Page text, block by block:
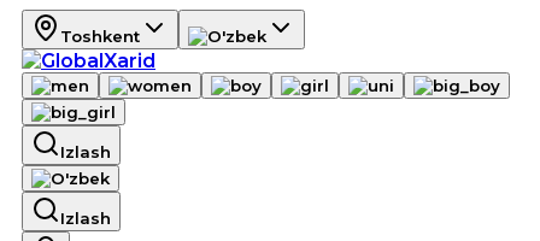
Toshkent
Izlash
Izlash